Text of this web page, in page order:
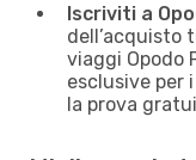
Iscriviti a
dell’acquisto
viaggi Opodo
esclusive per
la prova